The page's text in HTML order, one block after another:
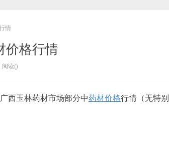
情
价格行情
阅读()
西玉林药材市场部分中药材价格行情（无特别